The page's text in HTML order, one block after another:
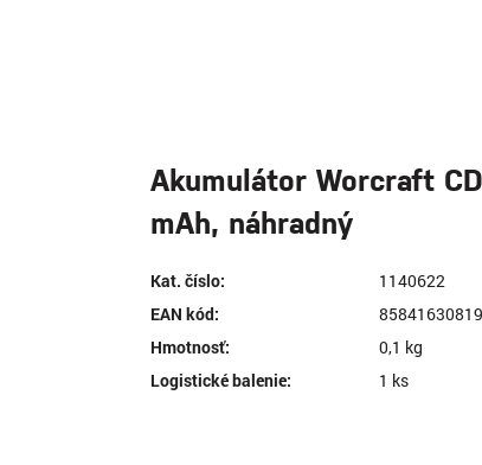
Akumulátor Worcraft
mAh, náhradný
Kat. číslo:
1140622
EAN kód:
Hmotnosť:
0,1 kg
Logistické balenie:
1 ks